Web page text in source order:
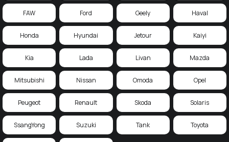
FAW Ford Geely Haval
Honda Hyundai Jetour Kaiyi
Kia Lada Livan Mazda
Mitsubishi Nissan Omoda Opel
Peugeot Renault Skoda Solaris
SsangYong Suzuki Tank Toyota